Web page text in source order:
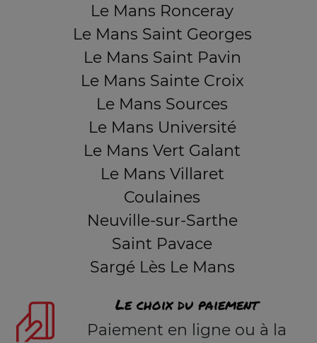
Le Mans Ronceray
Le Mans Saint Georges
Le Mans Saint Pavin
Le Mans Sainte Croix
Le Mans Sources
Le Mans Université
Le Mans Vert Galant
Le Mans Villaret
Coulaines
Neuville-sur-Sarthe
Saint Pavace
Sargé Lès Le Mans
Le choix du paiement
Paiement en ligne ou à la